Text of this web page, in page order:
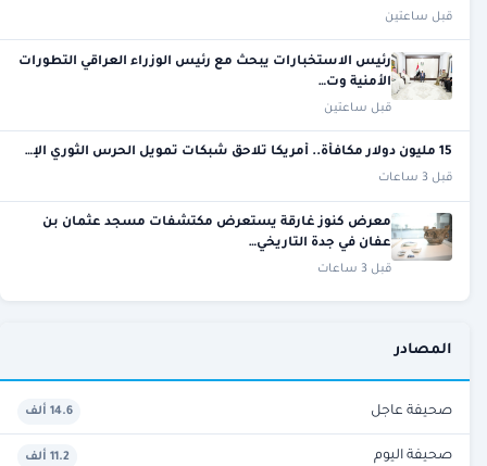
قبل ساعتين
رئيس الاستخبارات يبحث مع رئيس الوزراء العراقي التطورات
الأمنية وت…
قبل ساعتين
15 مليون دولار مكافأة.. أمريكا تلاحق شبكات تمويل الحرس الثوري الإ…
قبل 3 ساعات
معرض كنوز غارقة يستعرض مكتشفات مسجد عثمان بن
عفان في جدة التاريخي…
قبل 3 ساعات
المصادر
صحيفة عاجل 14.6 ألف
صحيفة اليوم 11.2 ألف